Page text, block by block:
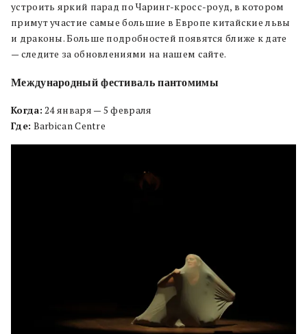
устроить яркий парад по Чаринг-кросс-роуд, в котором
примут участие самые большие в Европе китайские львы
и драконы. Больше подробностей появятся ближе к дате
— следите за обновлениями на нашем сайте.
Международный фестиваль пантомимы
Когда: 24 января — 5 февраля
Где: Barbican Centre